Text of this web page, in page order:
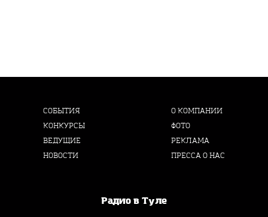
СОБЫТИЯ
КОНКУРСЫ
ВЕДУЩИЕ
НОВОСТИ
О КОМПАНИИ
ФОТО
РЕКЛАМА
ПРЕССА О НАС
Радио в Туле